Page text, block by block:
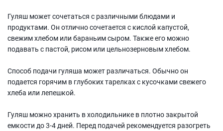
Гуляш может сочетаться с различными блюдами и
продуктами. Он отлично сочетается с кислой капустой,
свежим хлебом или бараньим сыром. Также его можно
подавать с пастой, рисом или цельнозерновым хлебом.
Способ подачи гуляша может различаться. Обычно он
подается горячим в глубоких тарелках с кусочками свежего
хлеба или лепешкой.
Гуляш можно хранить в холодильнике в плотно закрытой
емкости до 3-4 дней. Перед подачей рекомендуется разогреть